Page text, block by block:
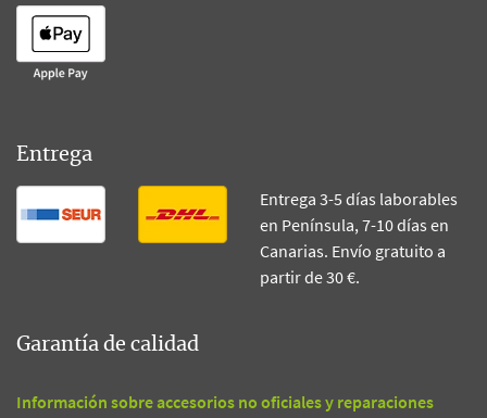
Entrega
Entrega 3-5 días laborables
en Península, 7-10 días en
Canarias. Envío gratuito a
partir de 30 €.
Garantía de calidad
Información sobre accesorios no oficiales y reparaciones